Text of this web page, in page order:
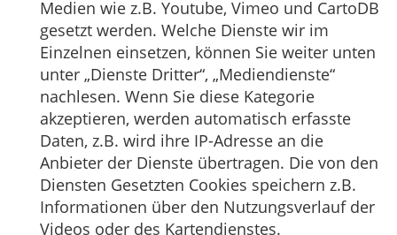
Medien wie z.B. Youtube, Vimeo und CartoDB
gesetzt werden. Welche Dienste wir im
Einzelnen einsetzen, können Sie weiter unten
unter „Dienste Dritter“, „Mediendienste“
nachlesen. Wenn Sie diese Kategorie
akzeptieren, werden automatisch erfasste
Daten, z.B. wird ihre IP-Adresse an die
Anbieter der Dienste übertragen. Die von den
Diensten Gesetzten Cookies speichern z.B.
Informationen über den Nutzungsverlauf der
Videos oder des Kartendienstes.